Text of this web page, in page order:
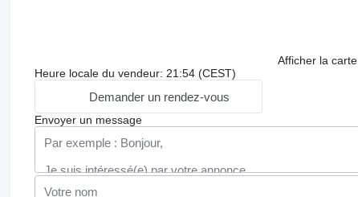
Afficher la carte
Heure locale du vendeur: 21:54 (CEST)
Demander un rendez-vous
Envoyer un message